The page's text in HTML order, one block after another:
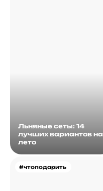
Льняные сеты: 14
лучших вариантов на
лето
#чтоподарить